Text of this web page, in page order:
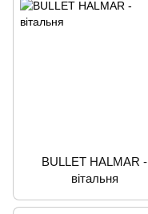
BULLET HALMAR -
вітальня